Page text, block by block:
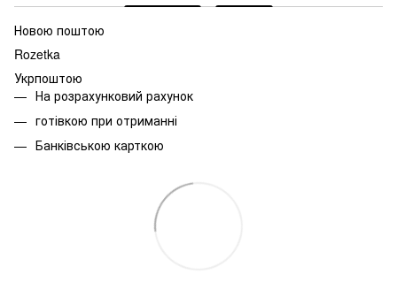
Новою поштою
Rozetka
Укрпоштою
На розрахунковий рахунок
готівкою при отриманні
Банківською карткою